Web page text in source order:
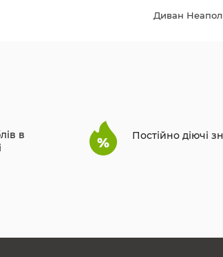
Диван
в
Постійно діючі